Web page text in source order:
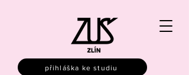
přihláška ke studiu